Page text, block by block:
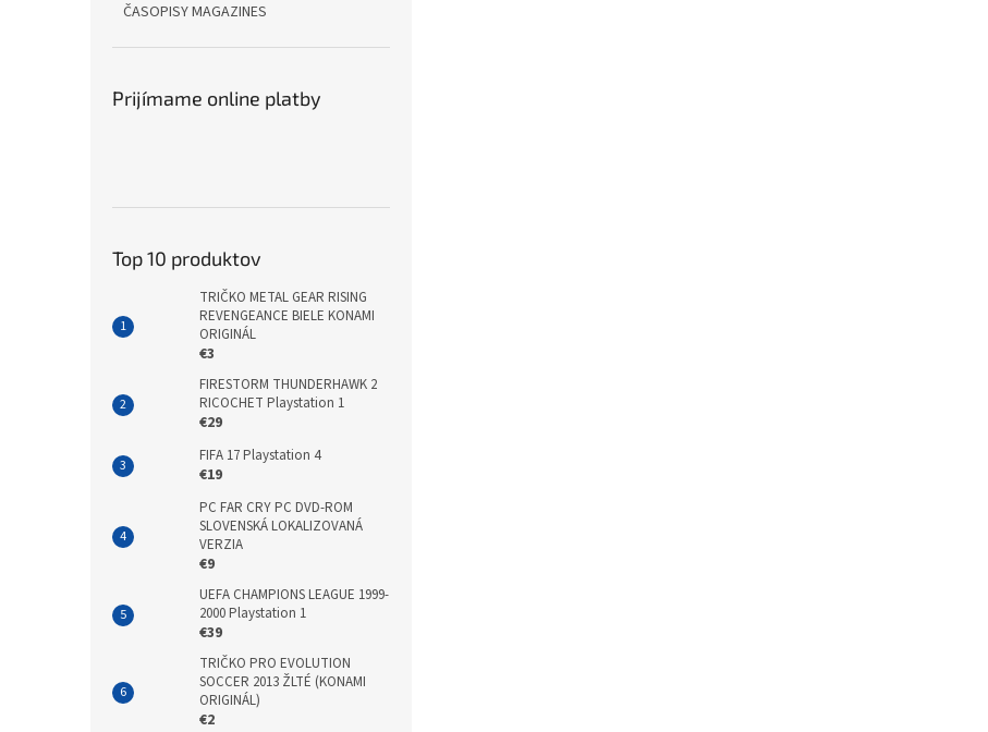
ČASOPISY MAGAZINES
Prijímame online platby
Top 10 produktov
TRIČKO METAL GEAR RISING
REVENGEANCE BIELE KONAMI
ORIGINÁL
€3
FIRESTORM THUNDERHAWK 2
RICOCHET Playstation 1
€29
FIFA 17 Playstation 4
€19
PC FAR CRY PC DVD-ROM
SLOVENSKÁ LOKALIZOVANÁ
VERZIA
€9
UEFA CHAMPIONS LEAGUE 1999-
2000 Playstation 1
€39
TRIČKO PRO EVOLUTION
SOCCER 2013 ŽLTÉ (KONAMI
ORIGINÁL)
€2